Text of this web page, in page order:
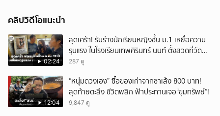
คลิปวิดีโอแนะนำ
02:24
สุดเศร้า! รับร่างนักเรียนหญิงชั้น ม.1 เหยื่อความ
รุนแรง ในโรงเรียนเทพศิรินทร์ นนท์ ตั้งสวดที่วัด
ลาดปลาดุก
287 ดู
12:04
“หนุ่มดวงเฮง” ซื้อของเก่าจากซาเล้ง 800 บาท!
สุดท้ายตะลึง ชีวิตพลิก ฟ้าประทานเจอ“ขุมทรัพย์”!
9,847 ดู